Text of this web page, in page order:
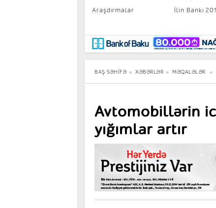
Araşdırmalar
Maraqlı
BancoTV
Müsahibə
İlin Bankı
BAŞ SƏHIFƏ XƏBƏRLƏR MƏQALƏLƏR
Avtomobillərin
yığımlar artır